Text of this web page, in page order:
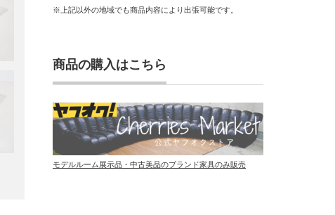
※上記以外の地域でも商品内容により出張可能です。
商品の購入はこちら
モデルルーム展示品・中古美品のブランド家具のみ販売